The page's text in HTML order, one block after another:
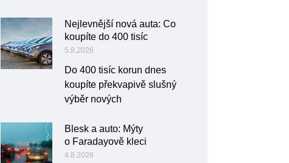
Nejlevnější nová auta: Co
koupíte do 400 tisíc
5.8.2026
Do 400 tisíc korun dnes
koupíte překvapivě slušný
výběr nových
Blesk a auto: Mýty
o Faradayově kleci
4.8.2026